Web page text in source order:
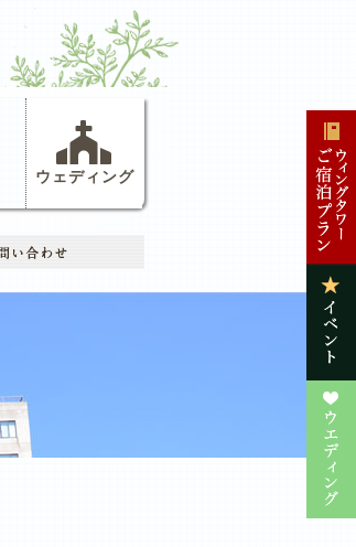
ウェディング